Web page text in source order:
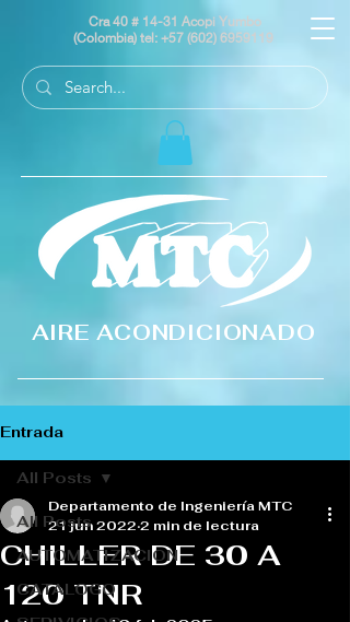
Cra 40 # 14-31 Acopi Yumbo
(Colombia) tel: +57 (602) 6959119
AIRE ACONDICIONADO
Entrada
All Posts
AUTOMATIZACION
CATALOGO
All Posts
CHILLER DE 30 A
120 TNR
Departamento de Ingeniería MTC
21 jun 2022 2 min de lectura